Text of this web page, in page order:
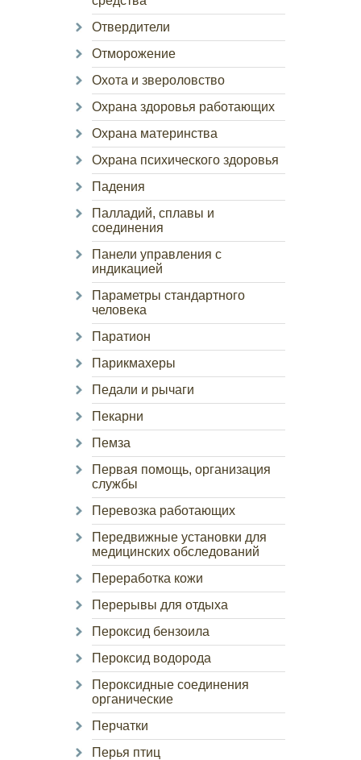
Отвердители
Отморожение
Охота и звероловство
Охрана здоровья работающих
Охрана материнства
Охрана психического здоровья
Падения
Палладий, сплавы и
соединения
Панели управления с
индикацией
Параметры стандартного
человека
Паратион
Парикмахеры
Педали и рычаги
Пекарни
Пемза
Первая помощь, организация
службы
Перевозка работающих
Передвижные установки для
медицинских обследований
Переработка кожи
Перерывы для отдыха
Пероксид бензоила
Пероксид водорода
Пероксидные соединения
органические
Перчатки
Перья птиц